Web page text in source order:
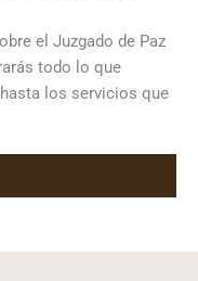
el Juzgado de Paz
todo lo que
los servicios que